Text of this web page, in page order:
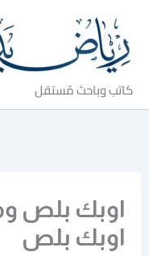
المحتوى
كاتب وباحث مُستقل
اوبك بلص
اوبك بلص